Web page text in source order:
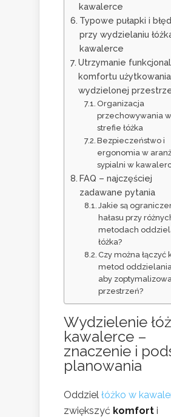
kawalerce
Typowe pułapki i
przy wydzielaniu
kawalerce
Utrzymanie
komfortu użytkowania
wydzielonej
Organizacja
przechowywania w
strefie łóżka
Bezpieczeństwo i
ergonomia w
sypialni w
FAQ – najczęściej
zadawane pytania
Jakie są
hałasu przy
metodach
łóżka?
Czy można łączyć
metod oddzielania
aby
przestrzeń?
Wydzielenie
kawalerce –
znaczenie i
planowania
Oddziel łóżko w
zwiększyć komfort i